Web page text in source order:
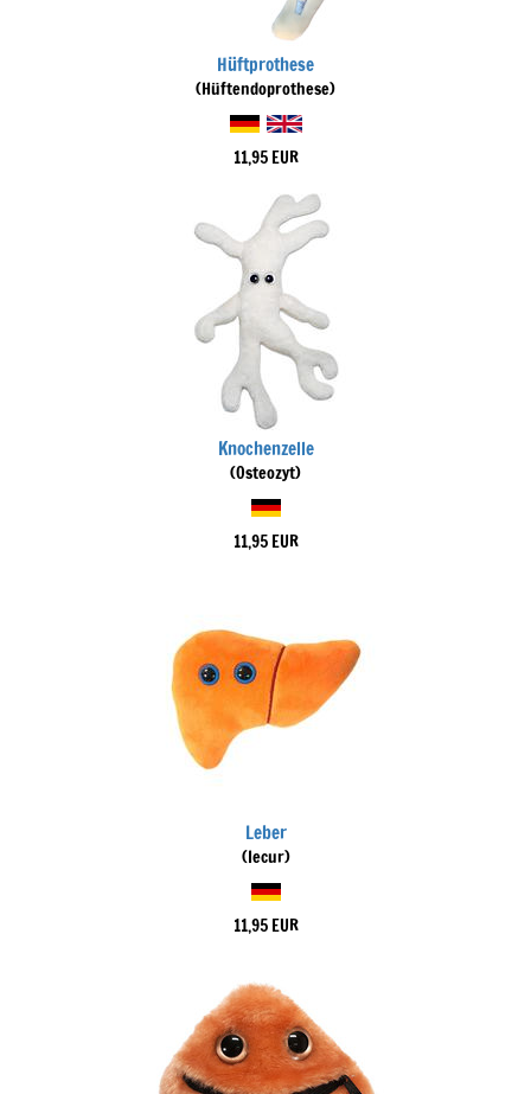
Hüftprothese
(Hüftendoprothese)
11,95 EUR
Knochenzelle
(Osteozyt)
11,95 EUR
Leber
(Iecur)
11,95 EUR